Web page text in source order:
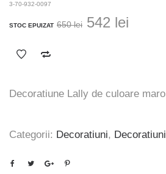
3-70-932-0097
STOC EPUIZAT 650lei Prețul
542 lei
Decoratiune Lally de culoare maro
Categorii: Decoratiuni, Decoratiuni